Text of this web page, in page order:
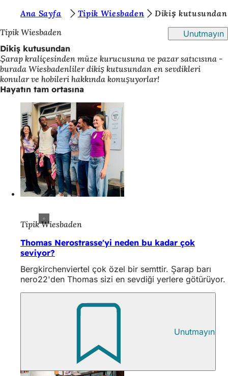
İçeriğe atla
u
r
a
d
a
Ana Sayfa Tipik Wiesbaden
Dikiş kutusundan
Tipik Wiesbaden
Unutmayın
Dikiş kutusundan
Şarap kraliçesinden müze kurucusuna ve pazar satıcısına -
burada Wiesbadenliler dikiş kutusundan en sevdikleri
konular ve hobileri hakkında konuşuyorlar!
Hayatın tam ortasına
Tipik Wiesbaden
Thomas Nerostrasse'yi neden bu kadar çok
seviyor?
Bergkirchenviertel çok özel bir semttir. Şarap barı
nero22'den Thomas sizi en sevdiği yerlere götürüyor.
Unutmayın